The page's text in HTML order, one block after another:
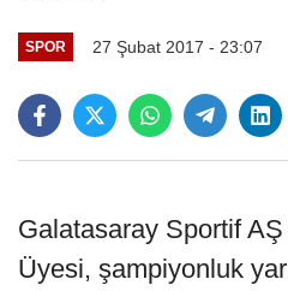
SPOR 27 Şubat 2017 - 23:07
Galatasaray Sportif
Üyesi, şampiyonluk